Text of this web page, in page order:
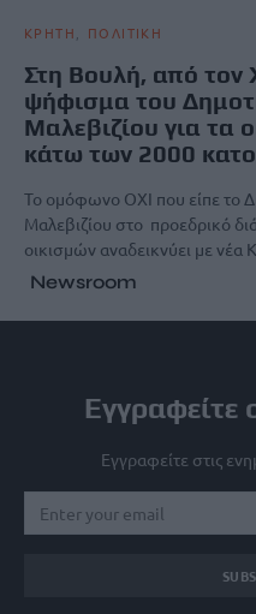
ΚΡΗΤΗ ΠΟΛΙΤΙΚΗ
Στη Βουλή, από
ψήφισμα του
Μαλεβιζίου για τα
κάτω των 2000
Το ομόφωνο ΟΧΙ που είπε το
Μαλεβιζίου στο προεδρικό
οικισμών αναδεικνύει με νέα
Newsroom
Εγγραφείτε στις